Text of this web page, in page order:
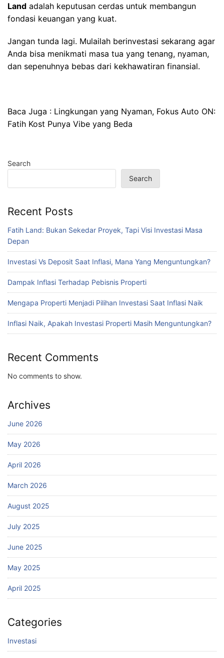
Land adalah keputusan cerdas untuk membangun
fondasi keuangan yang kuat.
Jangan tunda lagi. Mulailah berinvestasi sekarang agar
Anda bisa menikmati masa tua yang tenang, nyaman,
dan sepenuhnya bebas dari kekhawatiran finansial.
Baca Juga : Lingkungan yang Nyaman, Fokus Auto ON:
Fatih Kost Punya Vibe yang Beda
Search
Search
Recent Posts
Fatih Land: Bukan Sekedar Proyek, Tapi Visi Investasi Masa
Depan
Investasi Vs Deposit Saat Inflasi, Mana Yang Menguntungkan?
Dampak Inflasi Terhadap Pebisnis Properti
Mengapa Properti Menjadi Pilihan Investasi Saat Inflasi Naik
Inflasi Naik, Apakah Investasi Properti Masih Menguntungkan?
Recent Comments
No comments to show.
Archives
June 2026
May 2026
April 2026
March 2026
August 2025
July 2025
June 2025
May 2025
April 2025
Categories
Investasi